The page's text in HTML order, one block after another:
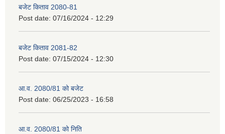
बजेट किताव 2080-81
Post date: 07/16/2024 - 12:29
बजेट किताव 2081-82
Post date: 07/15/2024 - 12:30
आ.व. 2080/81 को बजेट
Post date: 06/25/2023 - 16:58
आ.व. 2080/81 को निति